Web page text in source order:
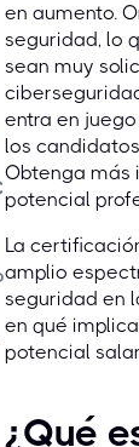
en aumento.
seguridad, lo
sean muy
entra en
los
Obtenga más
potencial
La
amplio
seguridad en
en qué
potencial
¿Qué